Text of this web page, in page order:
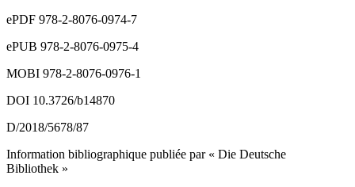
ePDF 978-2-8076-0974-7
ePUB 978-2-8076-0975-4
MOBI 978-2-8076-0976-1
DOI 10.3726/b14870
D/2018/5678/87
Information bibliographique publiée par « Die Deutsche
Bibliothek »